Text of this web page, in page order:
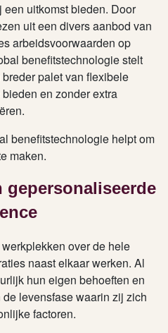
uitkomst bieden. Door
uit een divers aanbod van
arbeidsvoorwaarden op
benefitstechnologie stelt
palet van flexibele
en zonder extra
benefitstechnologie helpt om
maken.
gepersonaliseerde
over de hele
naast elkaar werken. Al
hun eigen behoeften en
levensfase waarin zij zich
factoren.